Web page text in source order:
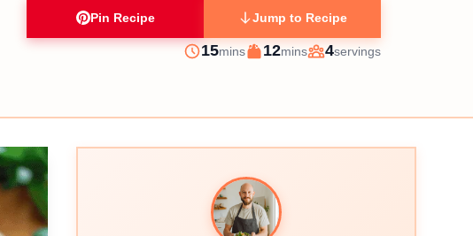
Pin Recipe Jump to Recipe
Prep
15minutes
mins
Cook
12minutes
mins
Servings
4servings